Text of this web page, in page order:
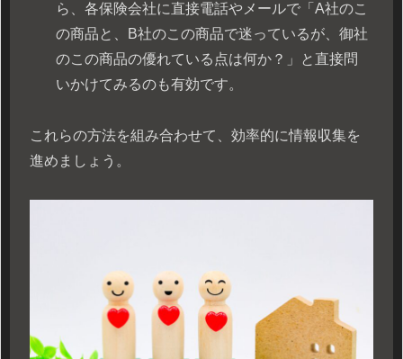
ら、各保険会社に直接電話やメールで「A社のこ
の商品と、B社のこの商品で迷っているが、御社
のこの商品の優れている点は何か？」と直接問
いかけてみるのも有効です。
これらの方法を組み合わせて、効率的に情報収集を
進めましょう。